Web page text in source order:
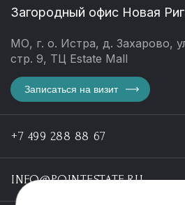
Загородный офис Новая
МО, г. о. Истра, д. Захарово,
стр. 9, ТЦ Estate Mall
Записаться на визит
+7 499 288 88 67
INFO@POINTESTATE.RU